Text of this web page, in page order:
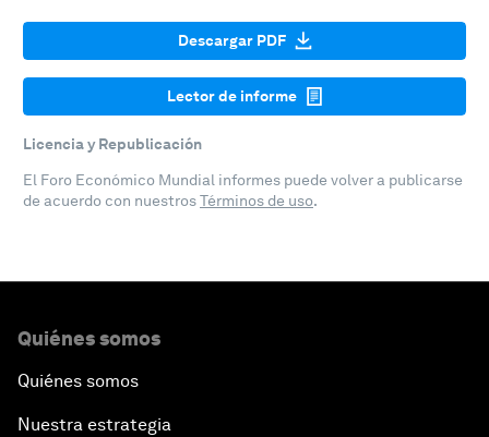
Descargar PDF
Lector de informe
Licencia y Republicación
El Foro Económico Mundial informes puede volver a publicarse
de acuerdo con nuestrosTérminos de uso.
Quiénes somos
Quiénes somos
Nuestra estrategia